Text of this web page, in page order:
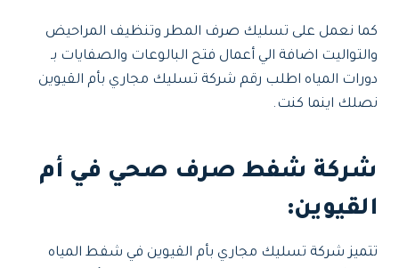
كما نعمل على تسليك صرف المطر وتنظيف المراحيض
والتواليت اضافة الي أعمال فتح البالوعات والصفايات بـ
دورات المياه اطلب رقم شركة تسليك مجاري بأم القيوين
نصلك اينما كنت.
شركة شفط صرف صحي في أم
القيوين:
تتميز شركة تسليك مجاري بأم القيوين في شفط المياه